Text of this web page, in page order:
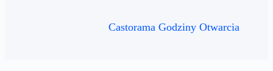
Castorama Godziny Otwarcia